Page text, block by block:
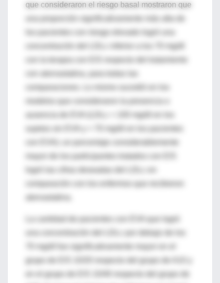
que consideraron el riesgo basal mostraron que
una proporción significativamente más alta de
los pacientes con riesgo elevado logró una
concentración del LDLc inferior a los 70 mg/dl
con la terapia con E/S respecto del tratamiento
ausencia de EVA (LDLc < 100 mg/dl en los
sujetos sin EVA y < 70 mg/dl en los pacientes
con EVA): un porcentaje considerablemente
mayor de los participantes tratados con E/S
logró las cifras deseadas del LDLc en
La cantidad de pacientes con EVA que logró
70 mg/dl fue significativamente mayor en el
grupo de E/S 10/20 respecto del grupo de A10 y
en el grupo de E/S 10/40 respecto del grupo de